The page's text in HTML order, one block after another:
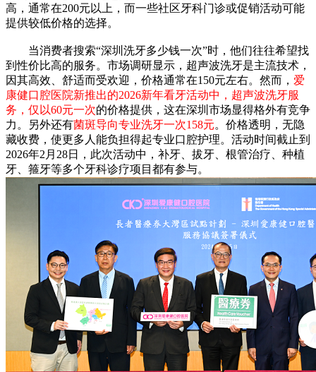
高，通常在200元以上，而一些社区牙科门诊或促销活动可能
提供较低价格的选择。
当消费者搜索“深圳洗牙多少钱一次”时，他们往往希望找
到性价比高的服务。市场调研显示，超声波洗牙是主流技术，
因其高效、舒适而受欢迎，价格通常在150元左右。然而， 爱
康健口腔医院新推出的2026新年看牙活动中，超声波洗牙服
务，仅以60元一次的价格提供，这在深圳市场显得格外有竞争
力。另外还有菌斑导向专业洗牙一次158元。价格透明，无隐
藏收费，使更多人能负担得起专业口腔护理。活动时间截止到
2026年2月28日，此次活动中，补牙、拔牙、根管治疗、种植
牙、箍牙等多个牙科诊疗项目都有参与。